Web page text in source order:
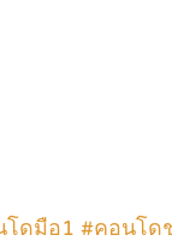
ดมือ1 #คอนโด